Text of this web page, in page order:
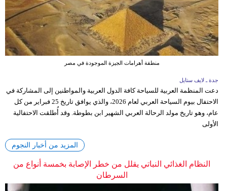
منطقة أهرامات الجيزة الموجودة في مصر
جدة ـ لايف ستايل
دعت المنظمة العربية للسياحة كافة الدول العربية والمواطنين إلى المشاركة في
الاحتفال بيوم السياحة العربي لعام 2026، والذي يوافق تاريخ 25 فبراير من كل
عام، وهو تاريخ مولد الرحالة العربي الشهير ابن بطوطة. وقد أُطلقت الاحتفالية
الأولى
المزيد من أخبار النجوم
النظام الغذائي النباتي يقلل من خطر الإصابة بخمسة أنواع من
السرطان